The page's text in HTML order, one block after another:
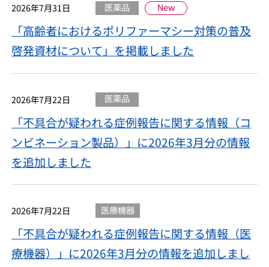
2026年7月31日 医薬品 New
「高齢者におけるポリファーマシー対策の普及
啓発資材について」を掲載しました
2026年7月22日 医薬品
「不具合が疑われる症例報告に関する情報（コ
ンビネーション製品）」に2026年3月分の情報
を追加しました
2026年7月22日 医療機器
「不具合が疑われる症例報告に関する情報（医
療機器）」に2026年3月分の情報を追加しまし